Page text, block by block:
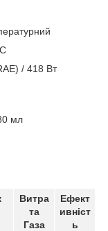
/ 418 Вт
мл
Витра
та
Газа
Ефект
ивніст
ь